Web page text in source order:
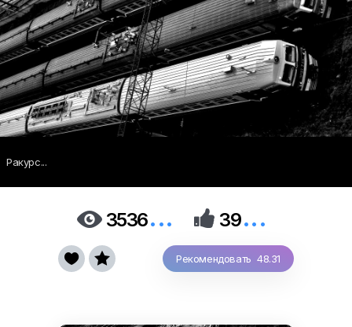
Ракурс...
 3536...  39...
Рекомендовать 48.31
 